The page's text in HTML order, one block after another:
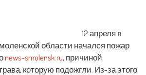
12 апреля в
области начался пожар.
news-smolensk.ru, причиной
которую подожгли. Из-за этого